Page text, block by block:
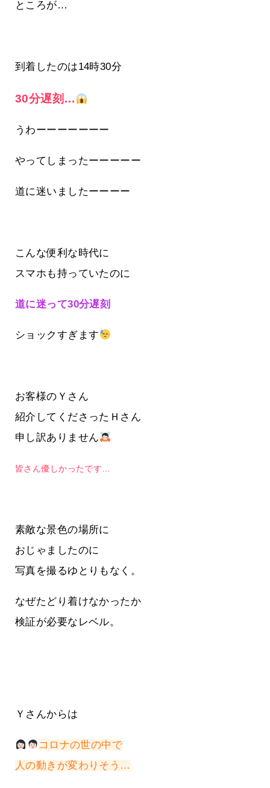
ところが…
到着したのは14時30分
30分遅刻…
うわーーーーーーー
やってしまったーーーーー
道に迷いましたーーーー
こんな便利な時代に
スマホも持っていたのに
道に迷って30分遅刻
ショックすぎます
お客様のＹさん
紹介してくださったＨさん
申し訳ありません
皆さん優しかったです…
素敵な景色の場所に
おじゃましたのに
写真を撮るゆとりもなく。
なぜたどり着けなかったか
検証が必要なレベル。
Ｙさんからは
コロナの世の中で
人の動きが変わりそう…